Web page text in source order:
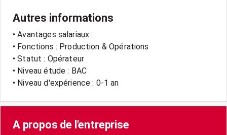
Autres informations
• Avantages salariaux : .
• Fonctions : Production & Opérations
• Statut : Opérateur
• Niveau étude : BAC
• Niveau d'expérience : 0-1 an
A propos de l'entreprise